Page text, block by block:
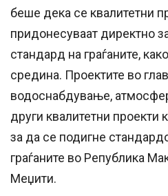
беше дека се квалитетни
придонесуваат директно
стандард на граѓаните,
средина. Проектите во
водоснабдување,
други квалитетни проекти
за да се подигне
граѓаните во Република
Меџити.